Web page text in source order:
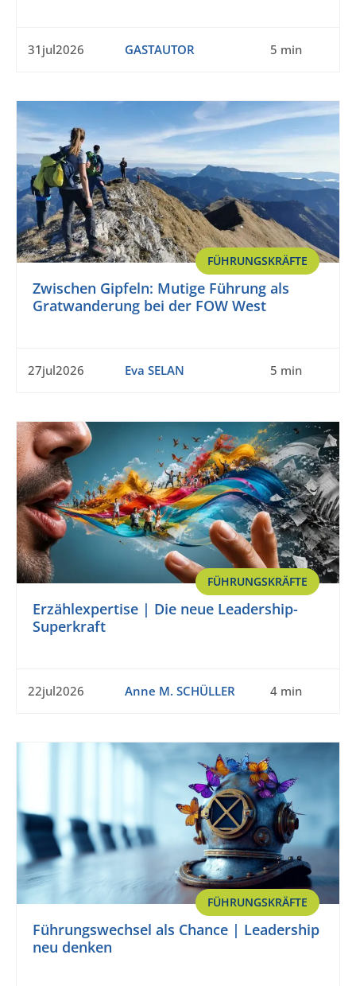
31jul2026 GASTAUTOR 5 min
FÜHRUNGSKRÄFTE
Zwischen Gipfeln: Mutige Führung als
Gratwanderung bei der FOW West
27jul2026 Eva SELAN 5 min
FÜHRUNGSKRÄFTE
Erzählexpertise | Die neue Leadership-
Superkraft
22jul2026 Anne M. SCHÜLLER 4 min
FÜHRUNGSKRÄFTE
Führungswechsel als Chance | Leadership
neu denken